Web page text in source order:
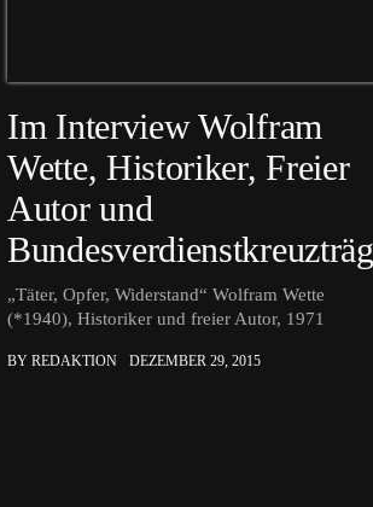
Im Interview Wolfram
Wette, Historiker, Freier
Autor und
„Täter, Opfer, Widerstand“ Wolfram Wette
(*1940), Historiker und freier Autor, 1971
BY REDAKTION DEZEMBER 29, 2015